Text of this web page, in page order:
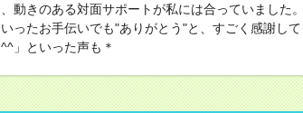
動きのある対面サポートが私には合っていました。
ったお手伝いでも"ありがとう"と、すごく感謝して
」といった声も＊